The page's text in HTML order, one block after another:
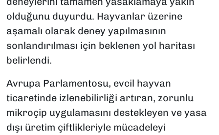
olduğunu duyurdu. Hayvanlar üzerine
aşamalı olarak deney yapılmasının
sonlandırılması için beklenen yol haritası
belirlendi.
Avrupa Parlamentosu, evcil hayvan
ticaretinde izlenebilirliği artıran, zorunlu
mikroçip uygulamasını destekleyen ve yasa
dışı üretim çiftlikleriyle mücadeleyi